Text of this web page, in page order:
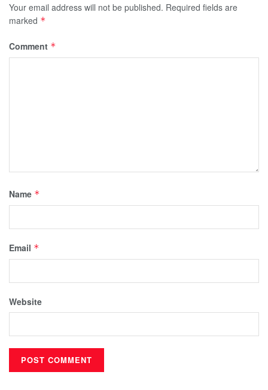
Your email address will not be published. Required fields are
marked *
Comment *
Name *
Email *
Website